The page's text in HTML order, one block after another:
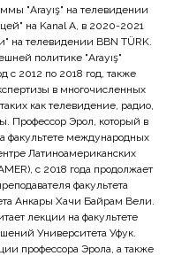
"Arayış" на телевидении
на Kanal A, в 2020-2021
на телевидении BBN TÜRK.
политике "Arayış"
с 2012 по 2018 год, также
в многочисленных
как телевидение, радио,
Профессор Эрол, который в
факультете международных
Латиноамериканских
с 2018 года продолжает
факультета
Анкары Хачи Байрам Вели.
лекции на факультете
Университета Уфук.
профессора Эрола, а также